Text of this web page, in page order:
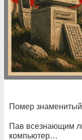
Помер
Пав всезнающим
компьютер…